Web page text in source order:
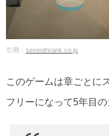
引用： seventhrank.co.jp
このゲームは章ごとに
フリーになって5年目の